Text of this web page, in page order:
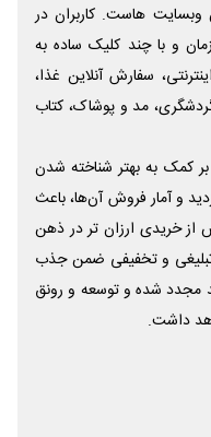
وبسایت ‌هاست. کاربران در
و با چند کلیک ساده به
سفارش آنلاین غذا،
مد و پوشاک، کتاب
بر کمک به بهتر شناخته شدن
و آمار فروش آن‌ها، باعث
خریدی ارزان تر در ذهن
و تخفیفی ضمن جذب
مجدد شده و توسعه و رونق
داشت.